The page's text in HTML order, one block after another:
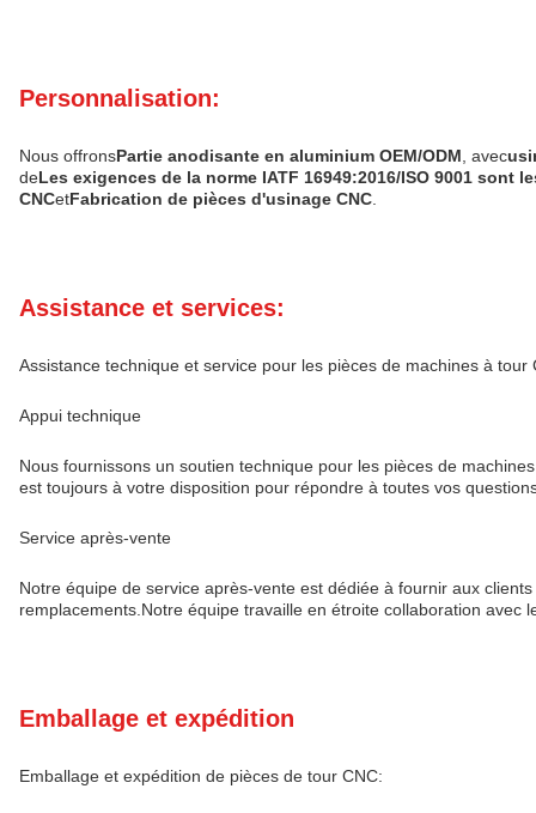
Personnalisation:
Nous offronsPartie anodisante en aluminium OEM/ODM , avec
deLes exigences de la norme IATF 16949:2016/ISO 9001 sont
CNCetFabrication de pièces d'usinage CNC
Assistance et services:
Assistance technique et service pour les pièces de machines à tour
Appui technique
Nous fournissons un soutien technique pour les pièces de
est toujours à votre disposition pour répondre à toutes vos
Service après-vente
Notre équipe de service après-vente est dédiée à fournir aux
remplacements.Notre équipe travaille en étroite collaboration
Emballage et expédition
Emballage et expédition de pièces de tour CNC: